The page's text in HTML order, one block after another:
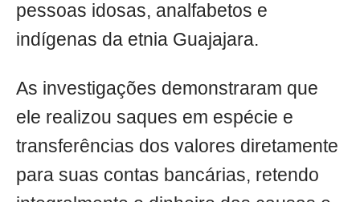
pessoas idosas, analfabetos e
indígenas da etnia Guajajara.
As investigações demonstraram que
ele realizou saques em espécie e
transferências dos valores diretamente
para suas contas bancárias, retendo